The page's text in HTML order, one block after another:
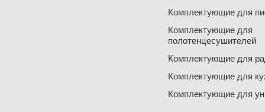
Комплектующие для
Комплектующие для
полотенцесушителей
Комплектующие для
Комплектующие для
Комплектующие для